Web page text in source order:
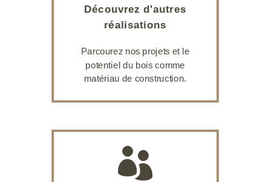
Découvrez d'autres
réalisations
Parcourez nos projets et le
potentiel du bois comme
matériau de construction.
